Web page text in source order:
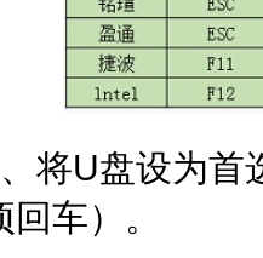
将U盘设为首
回车）。